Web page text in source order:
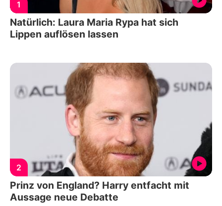
1
Natürlich: Laura Maria Rypa hat sich
Lippen auflösen lassen
2
Prinz von England? Harry entfacht mit
Aussage neue Debatte